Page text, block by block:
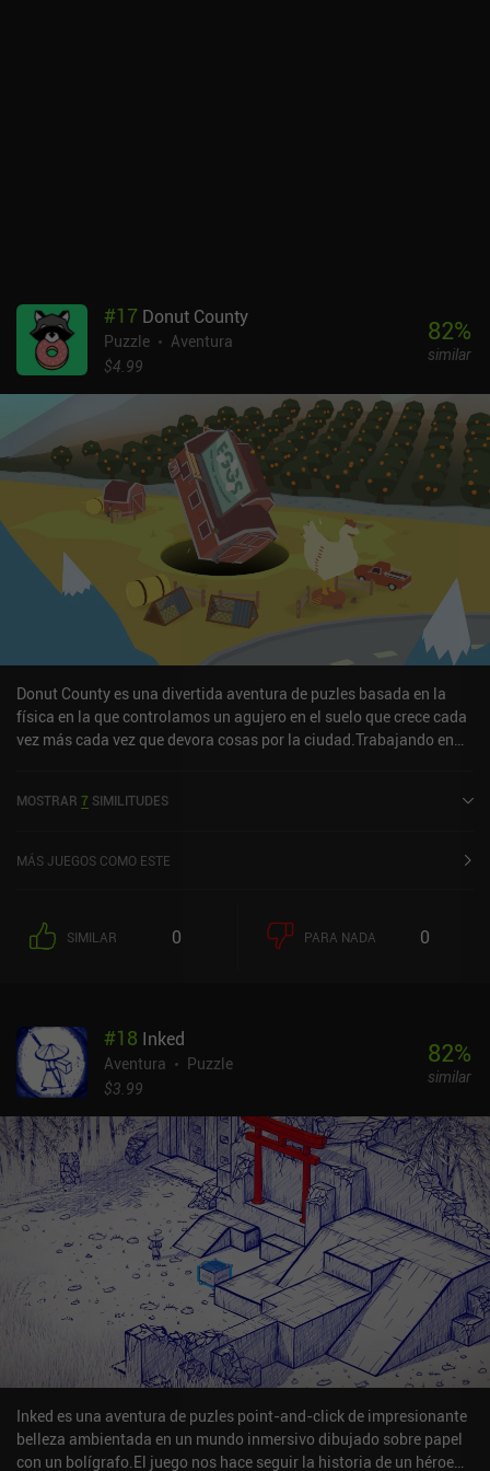
#17 Donut County
Puzzle
Aventura
$4.99
82%
similar
Donut County es una divertida aventura de puzles basada en la
física en la que controlamos un agujero en el suelo que crece cada
vez más cada vez que devora cosas por la ciudad.Trabajando en
casas. Al empezar con un agujero diminuto, sólo podemos
empezamos a devorar objetos mucho más grandes, como
ver cómo se desarrolla es a veces mucho más divertido que la
propia jugabilidad.Todas las localizaciones están renderizadas
física requieren que destruyamos pequeñas estructuras de soporte
para derribar objetos más grandes, derrotar batallas contra jefes
cronometradas o asegurarnos de que un objeto cae en un punto
está perfectamente optimizado, lo que provoca retrasos y
congelaciones ocasionales.Donut County es un juego premium de
5,99 $, un precio probablemente demasiado alto teniendo en
cuenta su corta duración y la falta de rejugabilidad una vez
terminada la historia principal. Aun así, su estética visual y su
relajante jugabilidad pueden resultar atractivas para quienes
busquen una experiencia única e interesante, pero no demasiado
desafiante.
MOSTRAR 7 SIMILITUDES
MÁS JUEGOS COMO ESTE
SIMILAR 0 PARA NADA 0
#18 Inked
Aventura
Puzzle
$3.99
82%
similar
Inked es una aventura de puzles point-and-click de impresionante
belleza ambientada en un mundo inmersivo dibujado sobre papel
con un bolígrafo.El juego nos hace seguir la historia de un héroe